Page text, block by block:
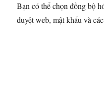
Bạn có thể chọn đồng bộ
duyệt web, mật khẩu và